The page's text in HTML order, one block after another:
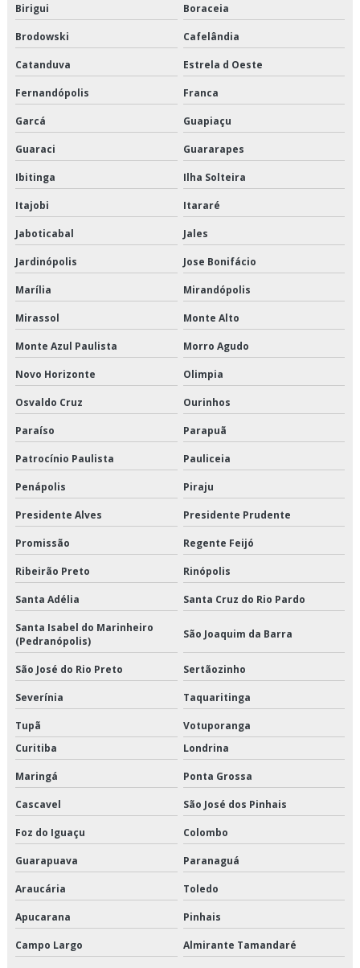
Transporte de alimentos perecíveis
Transporte de alimentos perecíveis em sp
Transporte de alimentos perecíveis são paulo
Transporte de alimentos perecíveis valor
Transporte de alimentos refrigerados
Transporte de cargas frias
Transporte de climatizados em são paulo
Transporte de climatizados em sp
Transporte de climatizados preço
Transporte de climatizados valor
Transporte de congelados
Transporte de congelados em são paulo
Transporte de congelados em sp
Transporte de congelados valor
Transporte de refrigerado
Transporte de refrigerados em são paulo
Transporte de refrigerados em sp
Transporte de refrigerados preço
Transporte de refrigerados valor
Transporte dedicado
Transporte dedicado de alimentos preço
Transporte dedicado de alimentos são paulo
Transporte dedicado empresa
Transporte e distribuição logística
Birigui Boraceia
Brodowski Cafelândia
Catanduva Estrela d Oeste
Fernandópolis Franca
Garcá Guapiaçu
Guaraci Guararapes
Ibitinga Ilha Solteira
Itajobi Itararé
Jaboticabal Jales
Jardinópolis Jose Bonifácio
Marília Mirandópolis
Mirassol Monte Alto
Monte Azul Paulista Morro Agudo
Novo Horizonte Olimpia
Osvaldo Cruz Ourinhos
Paraíso Parapuã
Patrocínio Paulista Pauliceia
Penápolis Piraju
Presidente Alves Presidente Prudente
Promissão Regente Feijó
Ribeirão Preto Rinópolis
Santa Adélia Santa Cruz do Rio Pardo
Santa Isabel do Marinheiro
(Pedranópolis)
São Joaquim da Barra
São José do Rio Preto Sertãozinho
Severínia Taquaritinga
Tupã
Votuporanga
Curitiba
Londrina
Maringá Ponta Grossa
Cascavel São José dos Pinhais
Foz do Iguaçu Colombo
Guarapuava Paranaguá
Araucária Toledo
Apucarana Pinhais
Campo Largo Almirante Tamandaré